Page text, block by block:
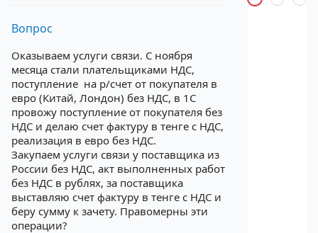
Вопрос
Оказываем услуги связи. С ноября
месяца стали плательщиками НДС,
поступление на р/счет от покупателя в
евро (Китай, Лондон) без НДС, в 1С
провожу поступление от покупателя без
НДС и делаю счет фактуру в тенге с НДС,
реализация в евро без НДС.
Закупаем услуги связи у поставщика из
России без НДС, акт выполненных работ
без НДС в рублях, за поставщика
выставляю счет фактуру в тенге с НДС и
беру сумму к зачету. Правомерны эти
операции?